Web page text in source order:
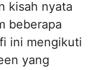
kisah nyata
beberapa
ini mengikuti
yang